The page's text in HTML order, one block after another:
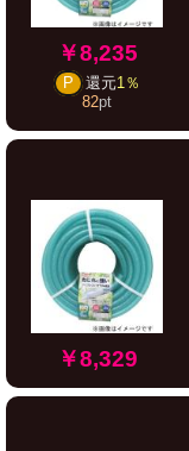
￥8,235
P 還元1％
82pt
￥8,329